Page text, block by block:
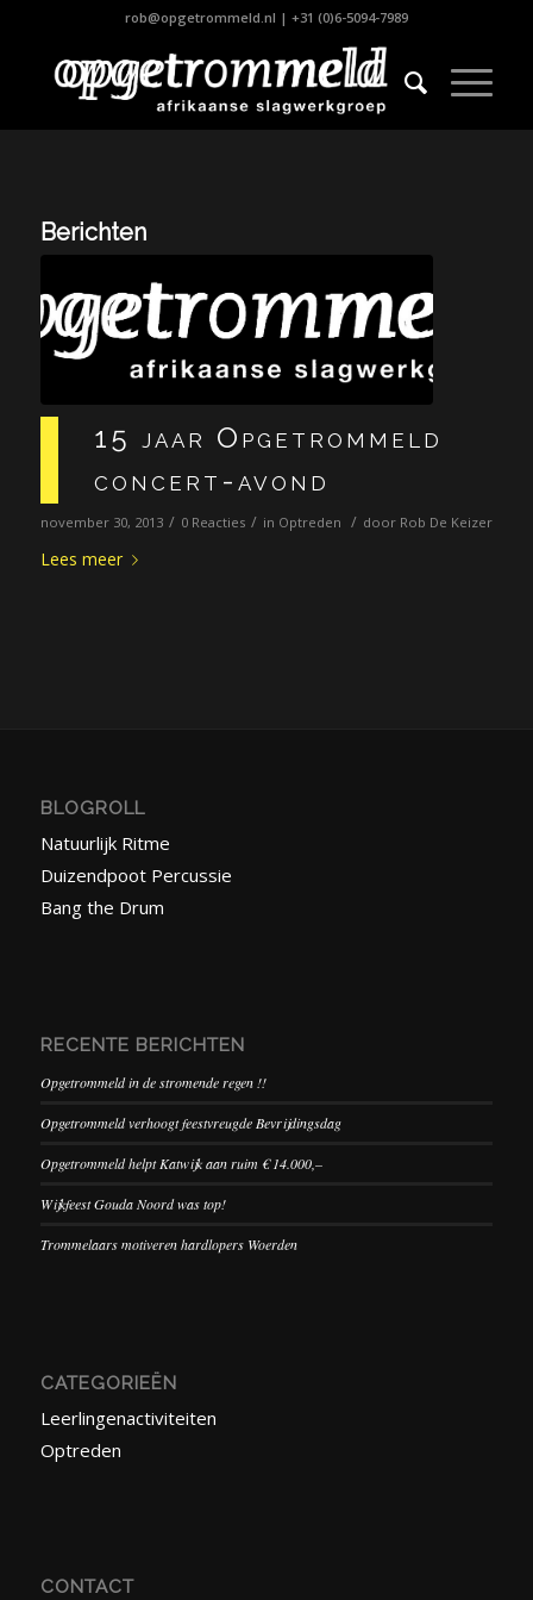
rob@opgetrommeld.nl | +31 (0)6-5094-7989
Berichten
15 jaar Opgetrommeld
concert-avond
november 30, 2013 / 0 Reacties / in Optreden / door Rob De Keizer
Lees meer
BLOGROLL
Natuurlijk Ritme
Duizendpoot Percussie
Bang the Drum
RECENTE BERICHTEN
Opgetrommeld in de stromende regen !!
Opgetrommeld verhoogt feestvreugde Bevrijdingsdag
Opgetrommeld helpt Katwijk aan ruim € 14.000,–
Wijkfeest Gouda Noord was top!
Trommelaars motiveren hardlopers Woerden
CATEGORIEËN
Leerlingenactiviteiten
Optreden
CONTACT